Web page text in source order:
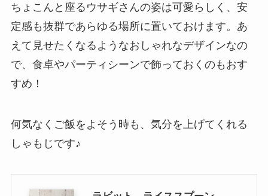
ちょこんと座るウサギさんの姿は可愛らしく、安
定感も抜群であらゆる場所に置いておけます。あ
えて見せたくなるようなおしゃれなデザインなの
で、食卓やパーティシーンで飾っておくのもおす
すめ！
何気なくご飯をよそう時も、気分を上げてくれる
しゃもじです♪